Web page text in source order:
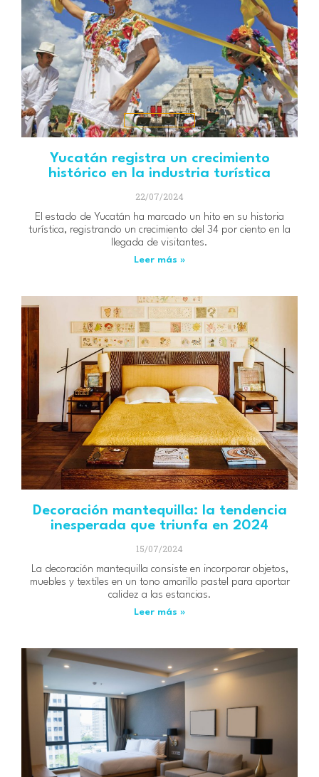
Yucatán registra un crecimiento
histórico en la industria turística
22/07/2024
El estado de Yucatán ha marcado un hito en su historia
turística, registrando un crecimiento del 34 por ciento en la
llegada de visitantes.
Leer más »
Decoración mantequilla: la tendencia
inesperada que triunfa en 2024
15/07/2024
La decoración mantequilla consiste en incorporar objetos,
muebles y textiles en un tono amarillo pastel para aportar
calidez a las estancias.
Leer más »